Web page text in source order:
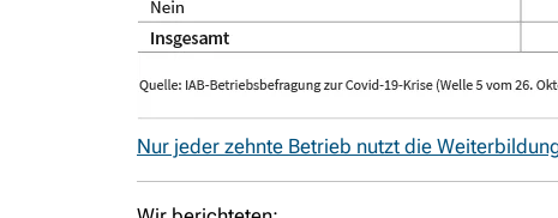
Nur jeder zehnte Betrieb nutzt die